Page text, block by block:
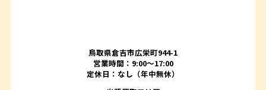
鳥取県倉吉市広栄町944-1
営業時間：9:00～17:00
定休日：なし（年中無休）